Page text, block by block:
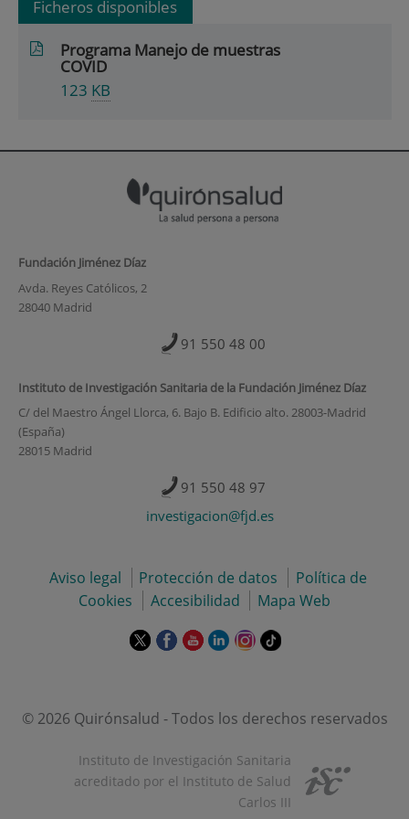
Ficheros disponibles
Programa Manejo de muestras
COVID
123 KB
Fundación Jiménez Díaz
Avda. Reyes Católicos, 2
28040 Madrid
91 550 48 00
Instituto de Investigación Sanitaria de la Fundación Jiménez Díaz
C/ del Maestro Ángel Llorca, 6. Bajo B. Edificio alto. 28003-Madrid
(España)
28015 Madrid
91 550 48 97
investigacion@fjd.es
Aviso legal Protección de datos
Política de
Cookies
Accesibilidad Mapa Web
Este
en
ventana
nueva.
Este
en
ventana
nueva.
Este
en
ventana
Este
en
ventana
nueva.
Este
en
ventana
nueva.
Enlace
externa.
© 2026 Quirónsalud - Todos los derechos reservados
Instituto de Investigación Sanitaria
acreditado por el Instituto de Salud
Carlos III